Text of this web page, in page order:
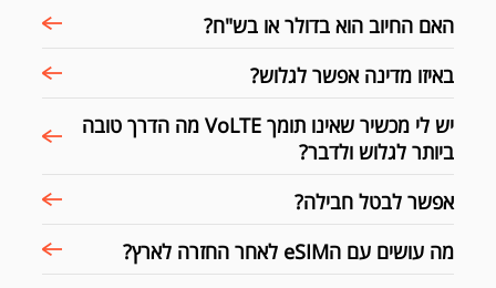
האם החיוב הוא בדולר או בש"ח?
באיזו מדינה אפשר לגלוש?
יש לי מכשיר שאינו תומך VoLTE מה הדרך טובה
ביותר לגלוש ולדבר?
אפשר לבטל חבילה?
מה עושים עם הeSIM לאחר החזרה לארץ?